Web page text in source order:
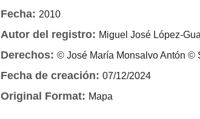
Fecha: 2010
Autor del registro: Miguel José López-
Derechos:© José María Monsalvo Antón©
Fecha de creación:07/12/2024
Original Format: Mapa